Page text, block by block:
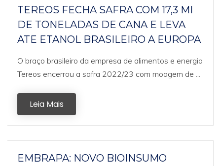
TEREOS FECHA SAFRA COM 17,3 MI
DE TONELADAS DE CANA E LEVA
ATE ETANOL BRASILEIRO A EUROPA
O braço brasileiro da empresa de alimentos e energia
Tereos encerrou a safra 2022/23 com moagem de ...
Leia Mais
EMBRAPA: NOVO BIOINSUMO